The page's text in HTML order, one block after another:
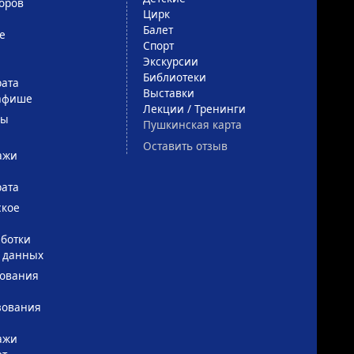
данных
Цирк
Балет
Спорт
Экскурсии
Библиотеки
Выставки
Лекции / Тренинги
Пушкинская карта
Оставить отзыв